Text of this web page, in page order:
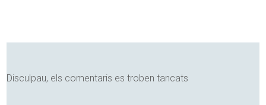
Disculpau, els comentaris es troben tancats